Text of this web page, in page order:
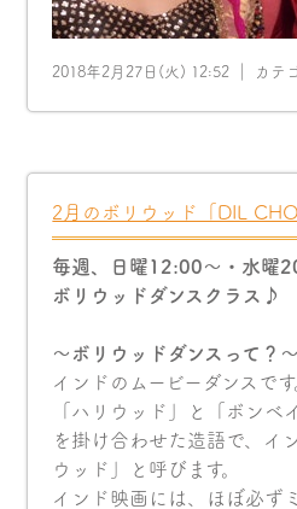
2018年2月27日(火) 12:52 ｜ カテ
2月のボリウッド「DIL
毎週、日曜12:00〜・水曜
ボリウッドダンスクラス♪
〜ボリウッドダンスって？〜
インドのムービーダンスです
「ハリウッド」と「ボンベ
を掛け合わせた造語で、イ
ウッド」と呼びます。
インド映画には、ほぼ必ず